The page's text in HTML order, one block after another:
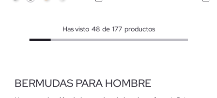
Has visto 48 de 177 productos
BERMUDAS PARA HOMBRE